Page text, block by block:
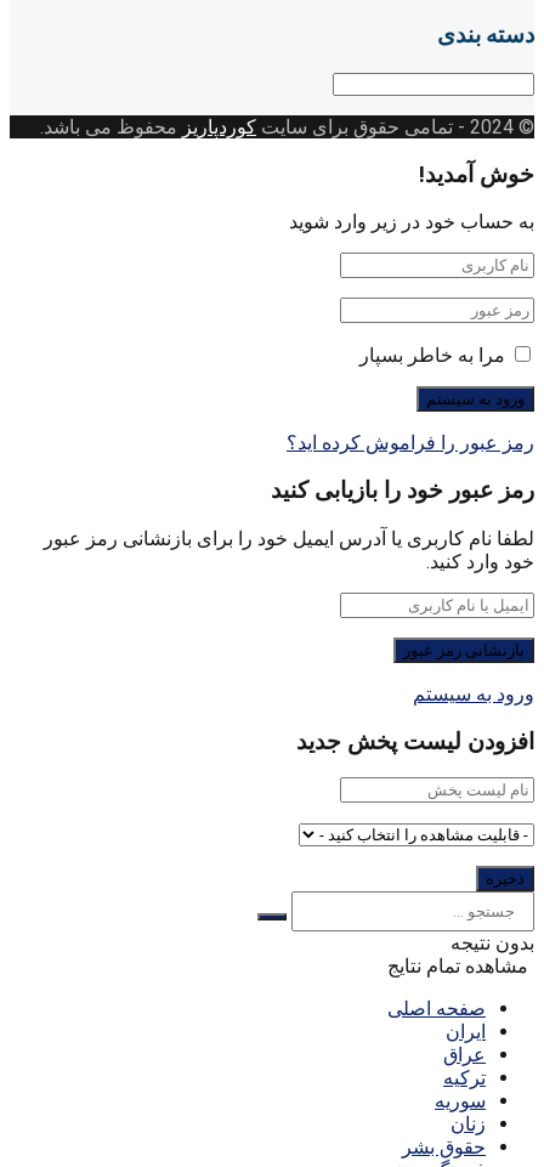
دسته بندی
© 2024 - تمامی حقوق برای سایت کوردپاریز محفوظ می باشد.
خوش آمدید!
به حساب خود در زیر وارد شوید
مرا به خاطر بسپار
رمز عبور را فراموش کرده اید؟
رمز عبور خود را بازیابی کنید
لطفا نام کاربری یا آدرس ایمیل خود را برای بازنشانی رمز عبور
خود وارد کنید.
ورود به سیستم
افزودن لیست پخش جدید
بدون نتیجه
مشاهده تمام نتایج
صفحه اصلی
ایران
عراق
ترکیه
سوریه
زنان
حقوق بشر